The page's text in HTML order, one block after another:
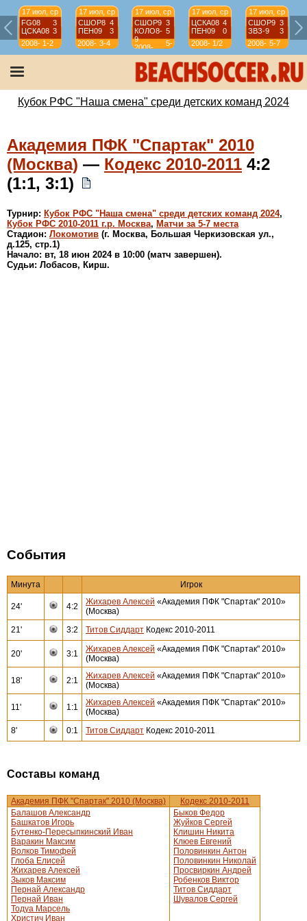
17 июл, ср
FG08
3
ЦСКА08 3
2008-
2009
1-2
17 июл, ср
СШОР8 4
ПЕН09
3
2008-
2009
3-4
17 июл, ср
СШОР9 3
КОЛО8-
9
5
2008-
2009
5-
7
17 июл, ср
ЦСКА08 4
ПЕН09
0
2008-
2009
1/2
17 июл, ср
СШОР9 3
ЗВЗ-9
3
2008-
2009
5-7
Кубок РФС "Наша смена" среди детских команд 2024
Академия ПФК "Спартак" 2010
(Москва) — Кодекс 2010-2011 4:2
(1:1, 3:1)
Турнир: Кубок РФС "Наша смена" среди детских команд 2024,
Кубок РФС 2010-2011 г.р. Москва, Матчи за 5-7 места
Стадион: Локомотив (г. Москва, Большая Черкизовская ул.,
д.125, стр.1)
Начало: вт, 18 июн 2024 в 10:00 (матч завершен).
Судьи: Лобасов, Кирш.
События
Минута Игрок
24' 4:2 Жихарев Алексей «Академия ПФК "Спартак" 2010»
(Москва)
21'
3:2 Титов Сиддарт Кодекс 2010-2011
20' 3:1 Жихарев Алексей «Академия ПФК "Спартак" 2010»
(Москва)
18' 2:1 Жихарев Алексей «Академия ПФК "Спартак" 2010»
(Москва)
11' 1:1 Жихарев Алексей «Академия ПФК "Спартак" 2010»
(Москва)
8'
0:1 Титов Сиддарт Кодекс 2010-2011
Составы команд
Академия ПФК "Спартак" 2010 (Москва)
Кодекс 2010-2011
Балашов Александр
Башкатов Игорь
Бутенко-Пересыпкинский Иван
Варакин Максим
Волков Тимофей
Глоба Елисей
Жихарев Алексей
Зыков Максим
Пернай Александр
Пернай Иван
Тодуа Марсель
Христич Иван
Быков Федор
Жуйков Сергей
Клишин Никита
Клюев Евгений
Половинкин Антон
Половинкин Николай
Просвиркин Андрей
Робенков Виктор
Титов Сиддарт
Шувалов Сергей